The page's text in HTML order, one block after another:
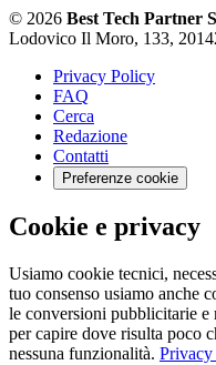
© 2026 Best Tech Partner
Lodovico Il Moro, 133,
Privacy Policy
FAQ
Cerca
Redazione
Contatti
Preferenze cookie
Cookie e privacy
Usiamo cookie tecnici,
tuo consenso usiamo anche
le conversioni pubblicitarie e
per capire dove risulta poco
nessuna funzionalità.